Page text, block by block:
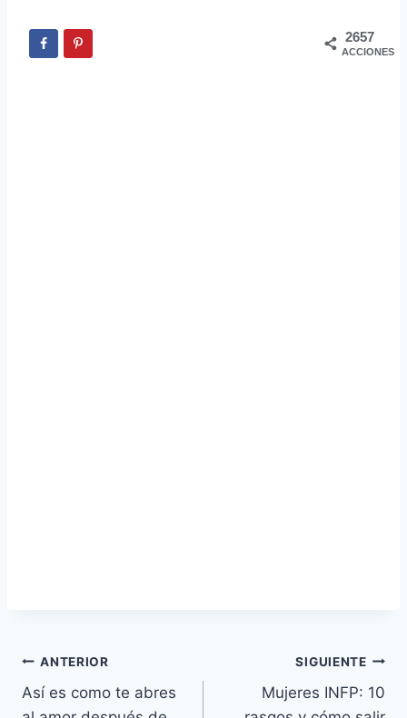
2657
ACCIONES
Navegación
de
ANTERIOR
Así es como te abres
SIGUIENTE
Mujeres INFP: 10